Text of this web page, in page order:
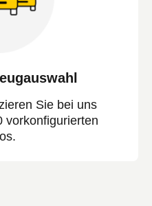
Sie bei uns
vorkonfigurierten